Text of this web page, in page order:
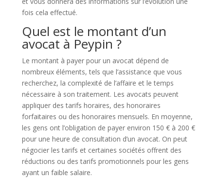
fois cela effectué.
Quel est le montant d’un
avocat à Peypin ?
Le montant à payer pour un avocat dépend de
nombreux éléments, tels que l’assistance que vous
recherchez, la complexité de l’affaire et le temps
nécessaire à son traitement. Les avocats peuvent
appliquer des tarifs horaires, des honoraires
forfaitaires ou des honoraires mensuels. En moyenne,
les gens ont l’obligation de payer environ 150 € à 200 €
pour une heure de consultation d’un avocat. On peut
négocier les tarifs et certaines sociétés offrent des
réductions ou des tarifs promotionnels pour les gens
ayant un faible salaire.